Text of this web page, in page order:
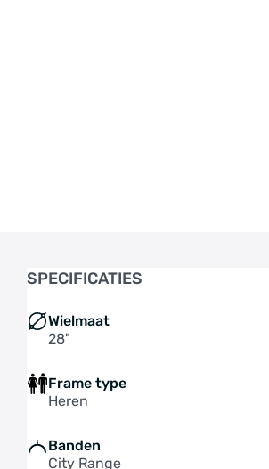
SPECIFICATIES
Wielmaat
28"
Frame type
Heren
Banden
City Range